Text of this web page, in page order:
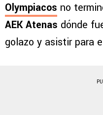
Olympiacos no
AEK Atenas dónde
golazo y asistir para